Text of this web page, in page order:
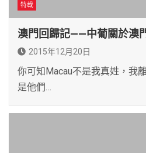
特載
澳門回歸記——中葡關於澳
2015年12月20日
你可知Macau不是我真姓，我
是他們…